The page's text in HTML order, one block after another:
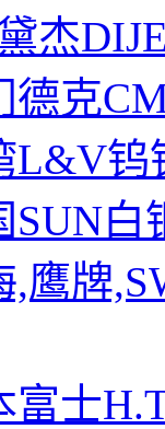
杰
德克
L&V钨
SUN白
,鹰牌
富士